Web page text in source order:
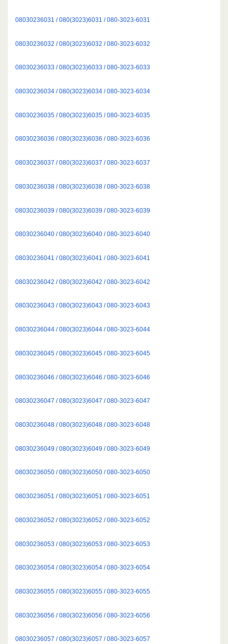
08030236031 / 080(3023)6031 / 080-3023-6031
08030236032 / 080(3023)6032 / 080-3023-6032
08030236033 / 080(3023)6033 / 080-3023-6033
08030236034 / 080(3023)6034 / 080-3023-6034
08030236035 / 080(3023)6035 / 080-3023-6035
08030236036 / 080(3023)6036 / 080-3023-6036
08030236037 / 080(3023)6037 / 080-3023-6037
08030236038 / 080(3023)6038 / 080-3023-6038
08030236039 / 080(3023)6039 / 080-3023-6039
08030236040 / 080(3023)6040 / 080-3023-6040
08030236041 / 080(3023)6041 / 080-3023-6041
08030236042 / 080(3023)6042 / 080-3023-6042
08030236043 / 080(3023)6043 / 080-3023-6043
08030236044 / 080(3023)6044 / 080-3023-6044
08030236045 / 080(3023)6045 / 080-3023-6045
08030236046 / 080(3023)6046 / 080-3023-6046
08030236047 / 080(3023)6047 / 080-3023-6047
08030236048 / 080(3023)6048 / 080-3023-6048
08030236049 / 080(3023)6049 / 080-3023-6049
08030236050 / 080(3023)6050 / 080-3023-6050
08030236051 / 080(3023)6051 / 080-3023-6051
08030236052 / 080(3023)6052 / 080-3023-6052
08030236053 / 080(3023)6053 / 080-3023-6053
08030236054 / 080(3023)6054 / 080-3023-6054
08030236055 / 080(3023)6055 / 080-3023-6055
08030236056 / 080(3023)6056 / 080-3023-6056
08030236057 / 080(3023)6057 / 080-3023-6057